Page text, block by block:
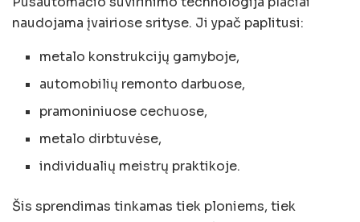
naudojama įvairiose srityse. Ji ypač paplitusi:
metalo konstrukcijų gamyboje,
automobilių remonto darbuose,
pramoniniuose cechuose,
metalo dirbtuvėse,
individualių meistrų praktikoje.
Šis sprendimas tinkamas tiek ploniems, tiek